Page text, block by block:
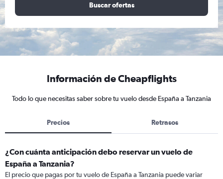
Buscar ofertas
Información de Cheapflights
Todo lo que necesitas saber sobre tu vuelo desde España a Tanzania
Precios Retrasos
¿Con cuánta anticipación debo reservar un vuelo de
España a Tanzania?
El precio que pagas por tu vuelo de España a Tanzania puede variar